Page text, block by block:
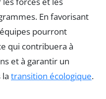
En favorisant
pourront
qui contribuera à
et à garantir un
transition écologique.